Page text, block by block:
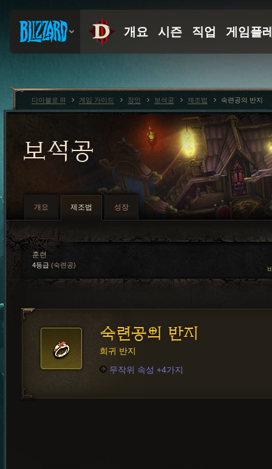
보석공
개요 제조법 성장
훈련
4등급 (숙련공)
숙련공의 반지
희귀 반지
무작위 속성 +4가지
디아블로 III 게임 가이드 장인 보석공 제조법 숙련공의 반지